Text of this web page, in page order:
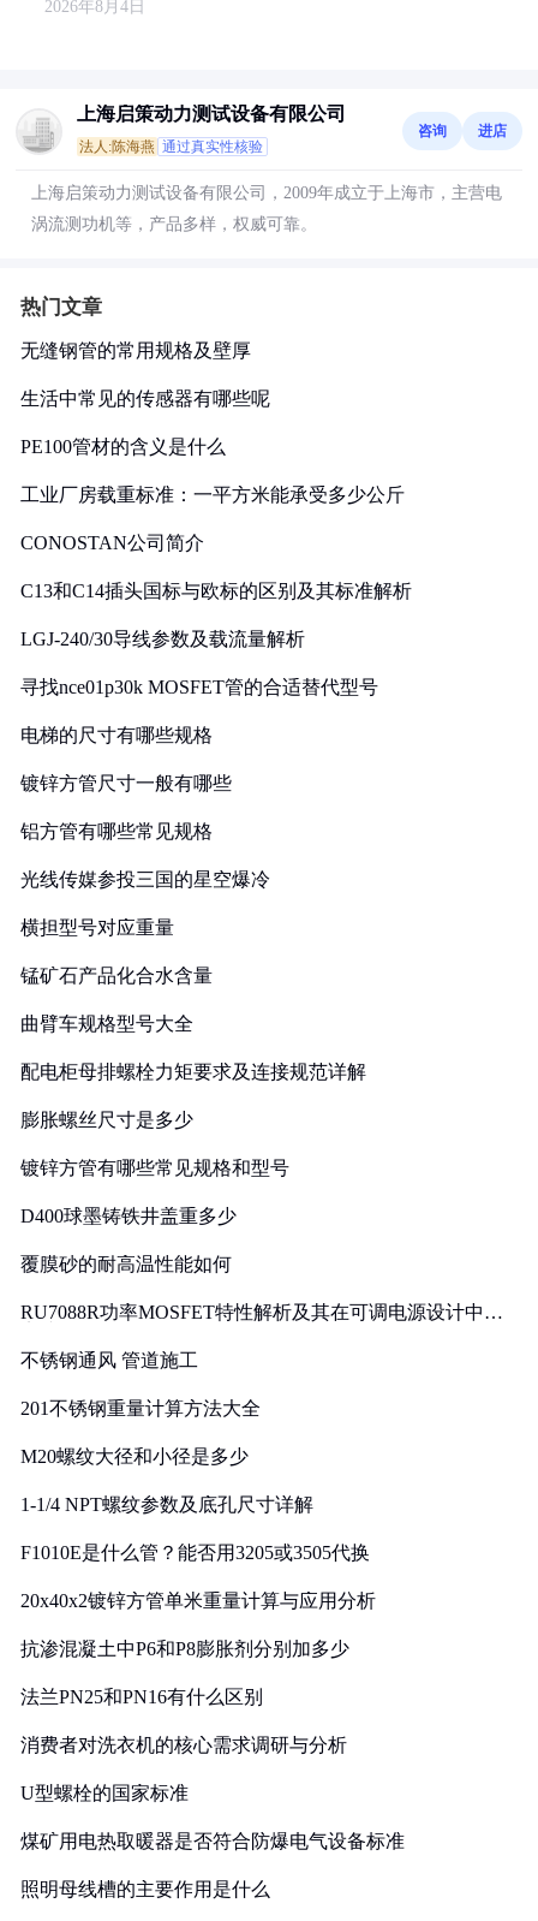
2026年8月4日
上海启策动力测试设备有限公司
法人:陈海燕 通过真实性核验
咨询 进店
上海启策动力测试设备有限公司，2009年成立于上海市，主营电
涡流测功机等，产品多样，权威可靠。
热门文章
无缝钢管的常用规格及壁厚
生活中常见的传感器有哪些呢
PE100管材的含义是什么
工业厂房载重标准：一平方米能承受多少公斤
CONOSTAN公司简介
C13和C14插头国标与欧标的区别及其标准解析
LGJ-240/30导线参数及载流量解析
寻找nce01p30k MOSFET管的合适替代型号
电梯的尺寸有哪些规格
镀锌方管尺寸一般有哪些
铝方管有哪些常见规格
光线传媒参投三国的星空爆冷
横担型号对应重量
锰矿石产品化合水含量
曲臂车规格型号大全
配电柜母排螺栓力矩要求及连接规范详解
膨胀螺丝尺寸是多少
镀锌方管有哪些常见规格和型号
D400球墨铸铁井盖重多少
覆膜砂的耐高温性能如何
RU7088R功率MOSFET特性解析及其在可调电源设计中的
不锈钢通风 管道施工
201不锈钢重量计算方法大全
M20螺纹大径和小径是多少
1-1/4 NPT螺纹参数及底孔尺寸详解
F1010E是什么管？能否用3205或3505代换
20x40x2镀锌方管单米重量计算与应用分析
抗渗混凝土中P6和P8膨胀剂分别加多少
法兰PN25和PN16有什么区别
消费者对洗衣机的核心需求调研与分析
U型螺栓的国家标准
煤矿用电热取暖器是否符合防爆电气设备标准
照明母线槽的主要作用是什么